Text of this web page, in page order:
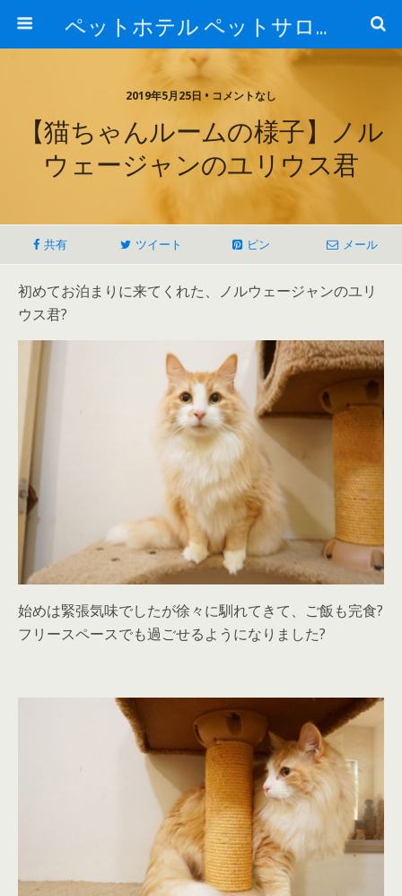
ペットホテル ペットサロン トリミングサロン 東京 ヌーノクラブのブログ
2019年5月25日 • コメントなし
【猫ちゃんルームの様子】ノル
ウェージャンのユリウス君
共有 ツイート ピン メール
初めてお泊まりに来てくれた、ノルウェージャンのユリ
ウス君?
始めは緊張気味でしたが徐々に馴れてきて、ご飯も完食?
フリースペースでも過ごせるようになりました?